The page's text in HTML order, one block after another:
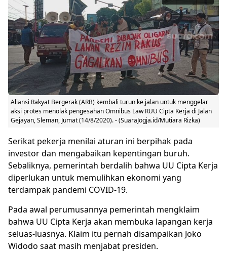
Aliansi Rakyat Bergerak (ARB) kembali turun ke jalan untuk menggelar
aksi protes menolak pengesahan Omnibus Law RUU Cipta Kerja di Jalan
Gejayan, Sleman, Jumat (14/8/2020). - (SuaraJogja.id/Mutiara Rizka)
Serikat pekerja menilai aturan ini berpihak pada
investor dan mengabaikan kepentingan buruh.
Sebaliknya, pemerintah berdalih bahwa UU Cipta Kerja
diperlukan untuk memulihkan ekonomi yang
terdampak pandemi COVID-19.
Pada awal perumusannya pemerintah mengklaim
bahwa UU Cipta Kerja akan membuka lapangan kerja
seluas-luasnya. Klaim itu pernah disampaikan Joko
Widodo saat masih menjabat presiden.